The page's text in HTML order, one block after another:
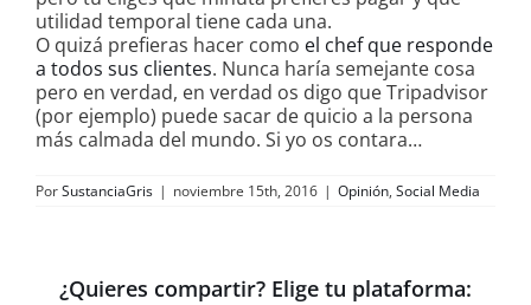
utilidad temporal tiene cada una.
O quizá prefieras hacer como el chef que responde
a todos sus clientes. Nunca haría semejante cosa
pero en verdad, en verdad os digo que Tripadvisor
(por ejemplo) puede sacar de quicio a la persona
más calmada del mundo. Si yo os contara…
PorSustanciaGris | noviembre 15th, 2016 | Opinión, Social Media
¿Quieres compartir? Elige tu plataforma: